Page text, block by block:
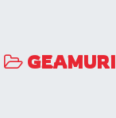
GEAMURI